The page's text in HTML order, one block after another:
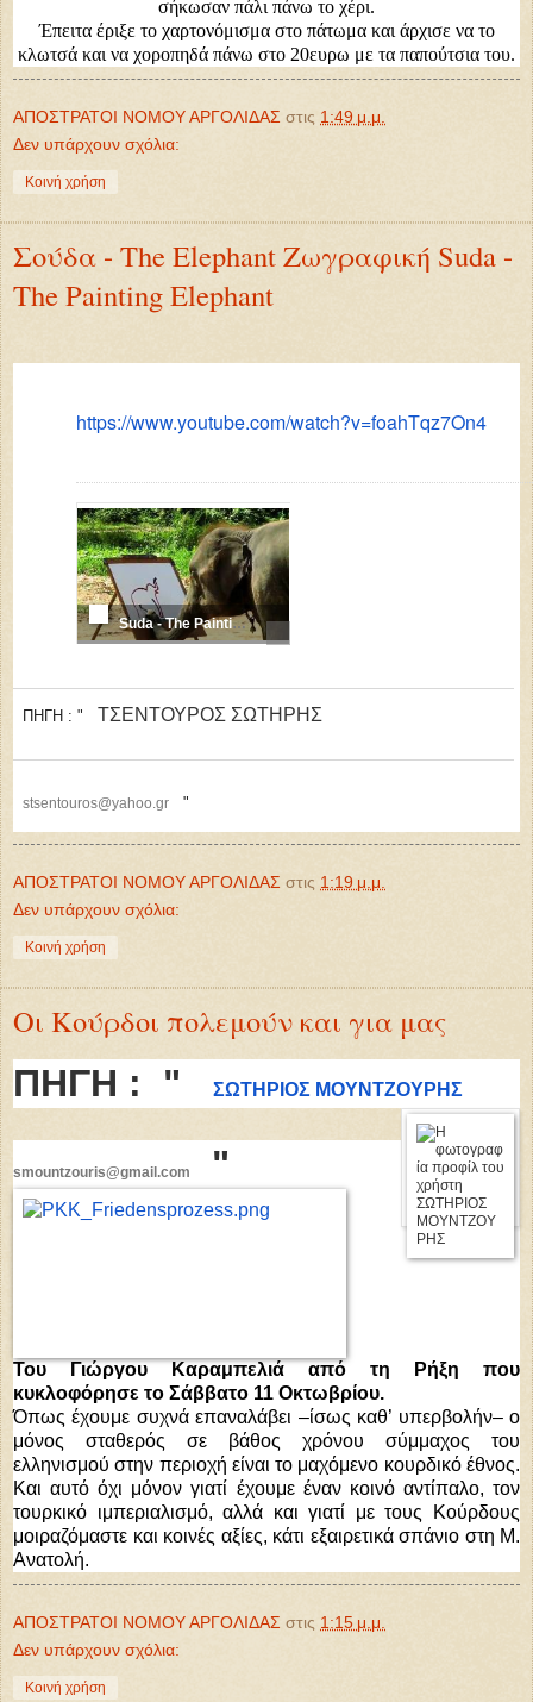
σήκωσαν πάλι πάνω το χέρι.
Έπειτα έριξε το χαρτονόμισμα στο πάτωμα και άρχισε να το
κλωτσά και να χοροπηδά πάνω στο 20ευρω με τα παπούτσια του.
ΑΠΟΣΤΡΑΤΟΙ ΝΟΜΟΥ ΑΡΓΟΛΙΔΑΣ στις 1:49 μ.μ.
Δεν υπάρχουν σχόλια:
Κοινή χρήση
Σούδα - The Elephant Ζωγραφική Suda -
The Painting Elephant
https://www.youtube.com/watch?v=foahTqz7On4
Suda - The Painting Elephant
ΠΗΓΗ : " ΤΣΕΝΤΟΥΡΟΣ ΣΩΤΗΡΗΣ
stsentouros@yahoo.gr "
ΑΠΟΣΤΡΑΤΟΙ ΝΟΜΟΥ ΑΡΓΟΛΙΔΑΣ στις 1:19 μ.μ.
Δεν υπάρχουν σχόλια:
Κοινή χρήση
Οι Κούρδοι πολεμούν και για μας
ΠΗΓΗ : " ΣΩΤΗΡΙΟΣ ΜΟΥΝΤΖΟΥΡΗΣ
smountzouris@gmail.com "
Του Γιώργου Καραμπελιά από τη Ρήξη που
κυκλοφόρησε το Σάββατο 11 Οκτωβρίου.
Όπως έχουμε συχνά επαναλάβει –ίσως καθ’ υπερβολήν– ο
μόνος σταθερός σε βάθος χρόνου σύμμαχος του
ελληνισμού στην περιοχή είναι το μαχόμενο κουρδικό έθνος.
Και αυτό όχι μόνον γιατί έχουμε έναν κοινό αντίπαλο, τον
τουρκικό ιμπεριαλισμό, αλλά και γιατί με τους Κούρδους
μοιραζόμαστε και κοινές αξίες, κάτι εξαιρετικά σπάνιο στη Μ.
Ανατολή.
ΑΠΟΣΤΡΑΤΟΙ ΝΟΜΟΥ ΑΡΓΟΛΙΔΑΣ στις 1:15 μ.μ.
Δεν υπάρχουν σχόλια:
Κοινή χρήση